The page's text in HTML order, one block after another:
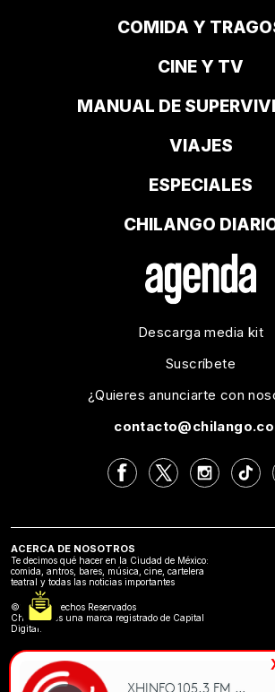
COMIDA Y
CINE Y TV
MANUAL DE
VIAJES
ESPECIALES
CHILANGO
Descarga media kit
Suscríbete
¿Quieres anunciarte con
ACERCA DE NOSOTROS
Te decimos qué hacer en la Ciudad de México:
comida, antros, bares, música, cine, cartelera
teatral y todas las noticias importantes
©2024 Derechos Reservados
Chilango es una marca registrado de Capital
Digital.